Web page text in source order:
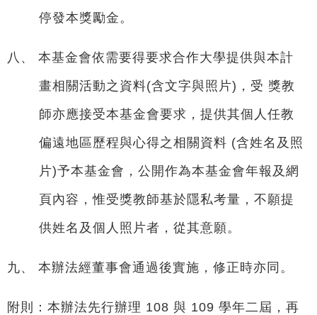
停發本獎勵金。
八、 本基金會依需要得要求合作大學提供與本計
畫相關活動之資料(含文字與照片)，受 獎教
師亦應接受本基金會要求，提供其個人任教
偏遠地區歷程與心得之相關資料 (含姓名及照
片)予本基金會，公開作為本基金會年報及網
頁內容，惟受獎教師基於隱私考量，不願提
供姓名及個人照片者，從其意願。
九、 本辦法經董事會通過後實施，修正時亦同。
附則：本辦法先行辦理 108 與 109 學年二屆，再